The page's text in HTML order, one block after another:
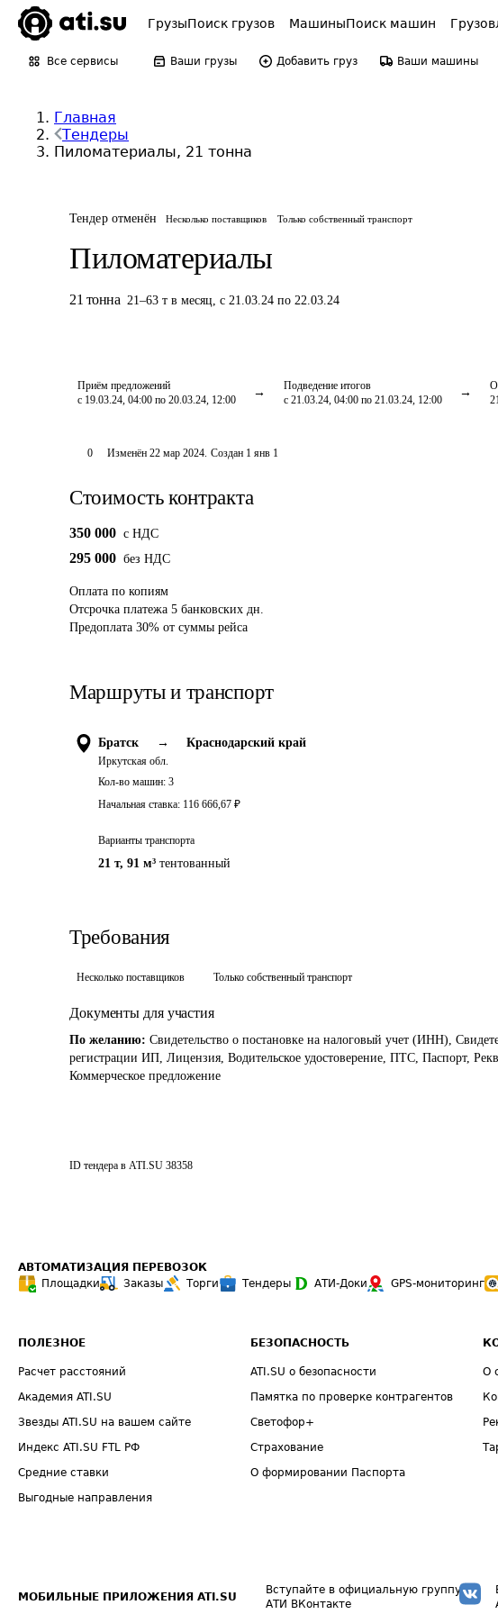
ГрузыПоиск грузов МашиныПоиск машин
Все сервисы Ваши грузы Добавить груз Ваши машины
Главная
Тендеры
Пиломатериалы, 21 тонна
Тендер отменён Несколько поставщиков Только собственный транспорт
Пиломатериалы
21 тонна 21–63 т в месяц, с 21.03.24 по 22.03.24
Приём предложений
с 19.03.24, 04:00 по 20.03.24, 12:00
Подведение итогов
с 21.03.24, 04:00 по 21.03.24, 12:00
0 Изменён 22 мар 2024. Создан 1 янв 1
Стоимость контракта
350 000 c НДС
295 000 без НДС
Оплата по копиям
Отсрочка платежа 5 банковских дн.
Предоплата 30% от суммы рейса
Маршруты и транспорт
Братск →
Иркутская обл.
Краснодарский край
Кол-во машин: 3
Начальная ставка: 116 666,67 ₽
Варианты транспорта
21 т, 91 м³ тентованный
Требования
Несколько поставщиков Только собственный транспорт
Документы для участия
По желанию: Свидетельство о постановке на налоговый учет (ИНН),
регистрации ИП, Лицензия, Водительское удостоверение, ПТС, Паспорт,
Коммерческое предложение
ID тендера в ATI.SU 38358
АВТОМАТИЗАЦИЯ ПЕРЕВОЗОК
Площадки
Заказы Торги Тендеры АТИ-Доки GPS-мониторинг
ПОЛЕЗНОЕ
Расчет расстояний
Академия ATI.SU
Звезды ATI.SU на вашем сайте
Индекс ATI.SU FTL РФ
Средние ставки
Выгодные направления
БЕЗОПАСНОСТЬ
ATI.SU о безопасности
Памятка по проверке контрагентов
Светофор+
Страхование
О формировании Паспорта
О
МОБИЛЬНЫЕ ПРИЛОЖЕНИЯ ATI.SU
Вступайте в официальную группу
АТИ ВКонтакте